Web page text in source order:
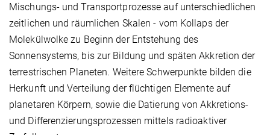
Mischungs- und Transportprozesse auf unterschiedlichen
zeitlichen und räumlichen Skalen - vom Kollaps der
Molekülwolke zu Beginn der Entstehung des
Sonnensystems, bis zur Bildung und späten Akkretion der
terrestrischen Planeten. Weitere Schwerpunkte bilden die
Herkunft und Verteilung der flüchtigen Elemente auf
planetaren Körpern, sowie die Datierung von Akkretions-
und Differenzierungsprozessen mittels radioaktiver